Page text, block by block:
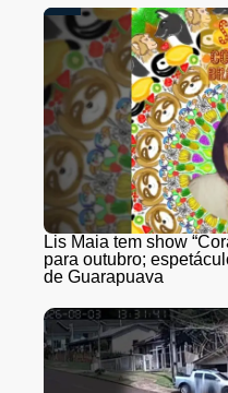
Lis Maia tem show
para outubro;
de Guarapuava